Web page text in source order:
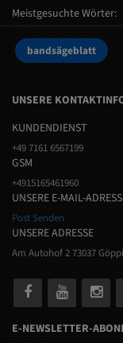
Meistgesuchte Wörter:
bandsägeblatt
UNSERE
KUNDENDIENST
+49 7161 6567199
GSM
+4915165461960
UNSERE E-MAIL-
Post Senden
UNSERE ADRESSE
Am Autohof 2 73037
E-NEWSLETTER-